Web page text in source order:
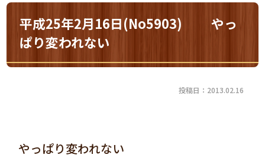
平成25年2月16日(No5903) やっ
ぱり変われない
投稿日：2013.02.16
やっぱり変われない